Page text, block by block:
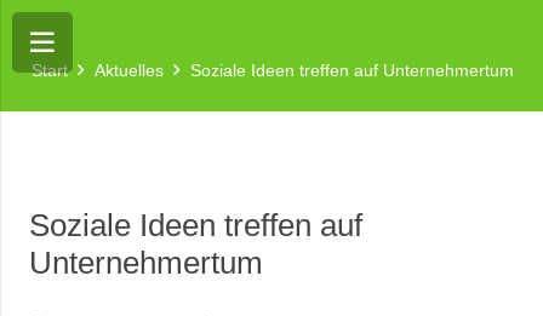
Start Aktuelles Soziale Ideen treffen auf Unternehmertum
Soziale Ideen treffen auf
Unternehmertum